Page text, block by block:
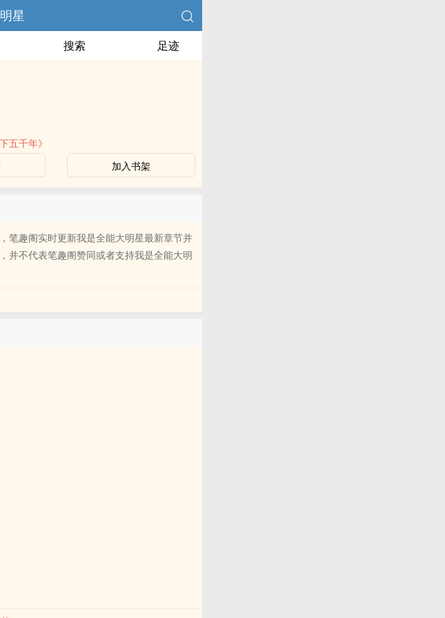
星
搜索 足迹
五千年》
加入书架
笔趣阁实时更新我是全能大明星最新章节并
并不代表笔趣阁赞同或者支持我是全能大明